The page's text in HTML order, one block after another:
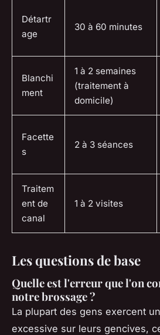
Détartr
age
30 à 60 minutes
Blanchi
ment
1 à 2 semaines
(traitement à
domicile)
Facette
s
2 à 3 séances
Traitem
ent de
canal
1 à 2 visites
Les questions de base
Quelle est l'erreur que l'on
notre brossage ?
La plupart des gens exercent
excessive sur leurs gencives,